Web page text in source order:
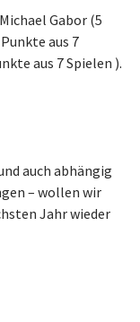
Gabor (5
aus 7
aus 7 Spielen ).
auch abhängig
– wollen wir
Jahr wieder